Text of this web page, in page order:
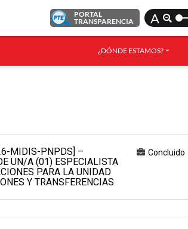
PORTAL
TRANSPARENCIA
A
¿DÓNDE ESTAMOS?
MIDIS-PNPDS] –
UN/A (01) ESPECIALISTA
PARA LA UNIDAD
Y TRANSFERENCIAS
Concluido